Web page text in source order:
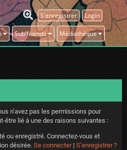
S'enregistrer Login
Sub'friends Médiathèque
n’avez pas les permissions pour
être lié à une des raisons suivantes :
ou enregistré. Connectez-vous et
désirée. Se connecter| S’enregistrer ?